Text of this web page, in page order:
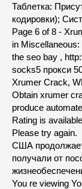
Таблетка:
кодировки);
Page 6 of 8 -
in Miscellaneous:
the seo bay ,
socks5 прокси
Xrumer Crack,
Obtain xrumer
produce
Rating is
Please try again.
США
получали от
You re viewing